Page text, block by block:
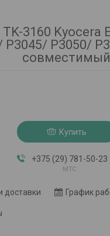
3160 Kyocera
P3045/ P3050/
совместимый
Купить
+375 (29) 781-50-23
мтс
доставки График